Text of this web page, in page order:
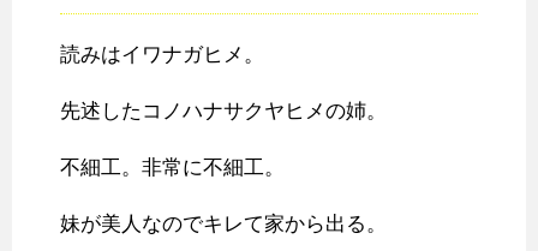
読みはイワナガヒメ。
先述したコノハナサクヤヒメの姉。
不細工。非常に不細工。
妹が美人なのでキレて家から出る。